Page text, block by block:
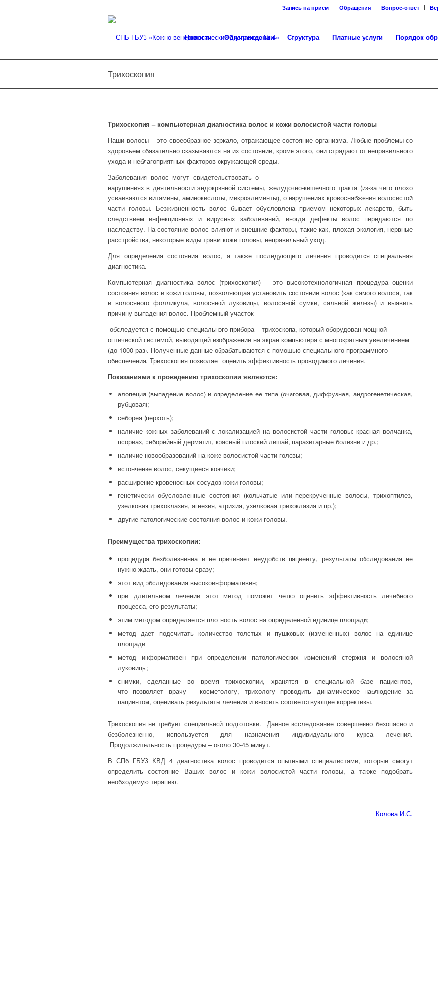
Запись на прием Обращения Вопрос-ответ
Новости Об учреждении Структура Платные услуги Порядок
Трихоскопия
Трихоскопия – компьютерная диагностика волос и кожи волосистой части головы
Наши волосы – это своеобразное зеркало, отражающее состояние организма. Любые проблемы со
здоровьем обязательно сказываются на их состоянии, кроме этого, они страдают от неправильного
ухода и неблагоприятных факторов окружающей среды.
Заболевания волос могут свидетельствовать о
нарушениях в деятельности эндокринной системы, желудочно-кишечного тракта (из-за чего плохо
усваиваются витамины, аминокислоты, микроэлементы), о нарушениях кровоснабжения волосистой
части головы. Безжизненность волос бывает обусловлена приемом некоторых лекарств, быть
следствием инфекционных и вирусных заболеваний, иногда дефекты волос передаются по
наследству. На состояние волос влияют и внешние факторы, такие как, плохая экология, нервные
расстройства, некоторые виды травм кожи головы, неправильный уход.
Для определения состояния волос, а также последующего лечения проводится специальная
диагностика.
Компьютерная диагностика волос (трихоскопия) – это высокотехнологичная процедура оценки
состояния волос и кожи головы, позволяющая установить состояние волос (как самого волоса, так
и волосяного фолликула, волосяной луковицы, волосяной сумки, сальной железы) и выявить
причину выпадения волос. Проблемный участок
обследуется с помощью специального прибора – трихоскопа, который оборудован мощной
оптической системой, выводящей изображение на экран компьютера с многократным увеличением
(до 1000 раз). Полученные данные обрабатываются с помощью специального программного
обеспечения. Трихоскопия позволяет оценить эффективность проводимого лечения.
Показаниями к проведению трихоскопии являются:
алопеция (выпадение волос) и определение ее типа (очаговая, диффузная, андрогенетическая,
рубцовая);
себорея (перхоть);
наличие кожных заболеваний с локализацией на волосистой части головы: красная волчанка,
псориаз, себорейный дерматит, красный плоский лишай, паразитарные болезни и др.;
наличие новообразований на коже волосистой части головы;
истончение волос, секущиеся кончики;
расширение кровеносных сосудов кожи головы;
генетически обусловленные состояния (кольчатые или перекрученные волосы, трихоптилез,
узелковая трихоклазия, агнезия, атрихия, узелковая трихоклазия и пр.);
другие патологические состояния волос и кожи головы.
Преимущества трихоскопии:
процедура безболезненна и не причиняет неудобств пациенту, результаты обследования не
нужно ждать, они готовы сразу;
этот вид обследования высокоинформативен;
при длительном лечении этот метод поможет четко оценить эффективность лечебного
процесса, его результаты;
этим методом определяется плотность волос на определенной единице площади;
метод дает подсчитать количество толстых и пушковых (измененных) волос на единице
площади;
метод информативен при определении патологических изменений стержня и волосяной
луковицы;
снимки, сделанные во время трихоскопии, хранятся в специальной базе пациентов,
что позволяет врачу – косметологу, трихологу проводить динамическое наблюдение за
пациентом, оценивать результаты лечения и вносить соответствующие коррективы.
Трихоскопия не требует специальной подготовки. Данное исследование совершенно безопасно и
безболезненно, используется для назначения индивидуального курса лечения.
Продолжительность процедуры – около 30-45 минут.
В СПб ГБУЗ КВД 4 диагностика волос проводится опытными специалистами, которые смогут
определить состояние Ваших волос и кожи волосистой части головы, а также подобрать
необходимую терапию.
Колова И.С.